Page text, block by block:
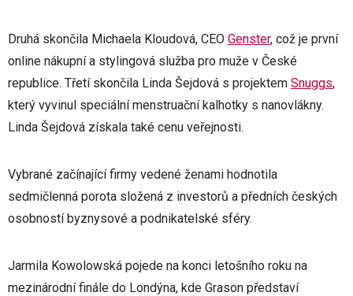
Druhá skončila Michaela Kloudová, CEO Genster, což je první
online nákupní a stylingová služba pro muže v České
republice. Třetí skončila Linda Šejdová s projektem Snuggs,
který vyvinul speciální menstruační kalhotky s nanovlákny.
Linda Šejdová získala také cenu veřejnosti.
Vybrané začínající firmy vedené ženami hodnotila
sedmičlenná porota složená z investorů a předních českých
osobností byznysové a podnikatelské sféry.
Jarmila Kowolowská pojede na konci letošního roku na
mezinárodní finále do Londýna, kde Grason představí